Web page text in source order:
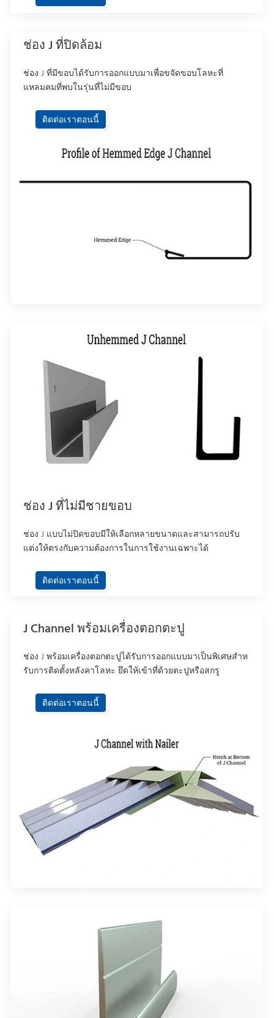
ช่อง J ที่ปิดล้อม
ช่อง J ที่มีขอบได้รับการออกแบบมาเพื่อขจัดขอบโลหะที่
แหลมคมที่พบในรุ่นที่ไม่มีขอบ
ติดต่อเราตอนนี้
ช่อง J ที่ไม่มีชายขอบ
ช่อง J แบบไม่ปิดขอบมีให้เลือกหลายขนาดและสามารถปรับ
แต่งให้ตรงกับความต้องการในการใช้งานเฉพาะได้
ติดต่อเราตอนนี้
J Channel พร้อมเครื่องตอกตะปู
ช่อง J พร้อมเครื่องตอกตะปูได้รับการออกแบบมาเป็นพิเศษสําห
รับการติดตั้งหลังคาโลหะ ยึดให้เข้าที่ด้วยตะปูหรือสกรู
ติดต่อเราตอนนี้